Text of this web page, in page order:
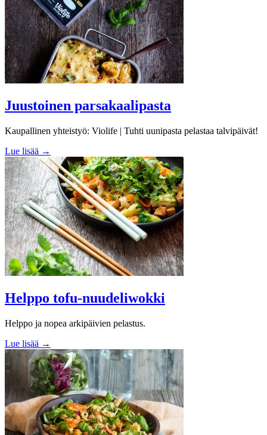
Juustoinen parsakaalipasta
Kaupallinen yhteistyö: Violife | Tuhti uunipasta pelastaa talvipäivät!
Lue lisää →
Helppo tofu-nuudeliwokki
Helppo ja nopea arkipäivien pelastus.
Lue lisää →